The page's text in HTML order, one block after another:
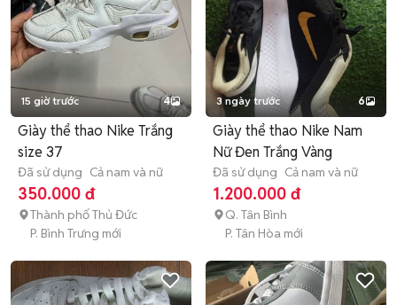
15 giờ trước 4
Giày thể thao Nike Trắng
size 37
Đã sử dụng Cả nam và nữ
350.000 đ
Thành phố Thủ Đức
P. Bình Trưng mới
3 ngày trước 6
Giày thể thao Nike Nam
Nữ Đen Trắng Vàng
Đã sử dụng Cả nam và nữ
1.200.000 đ
Q. Tân Bình
P. Tân Hòa mới